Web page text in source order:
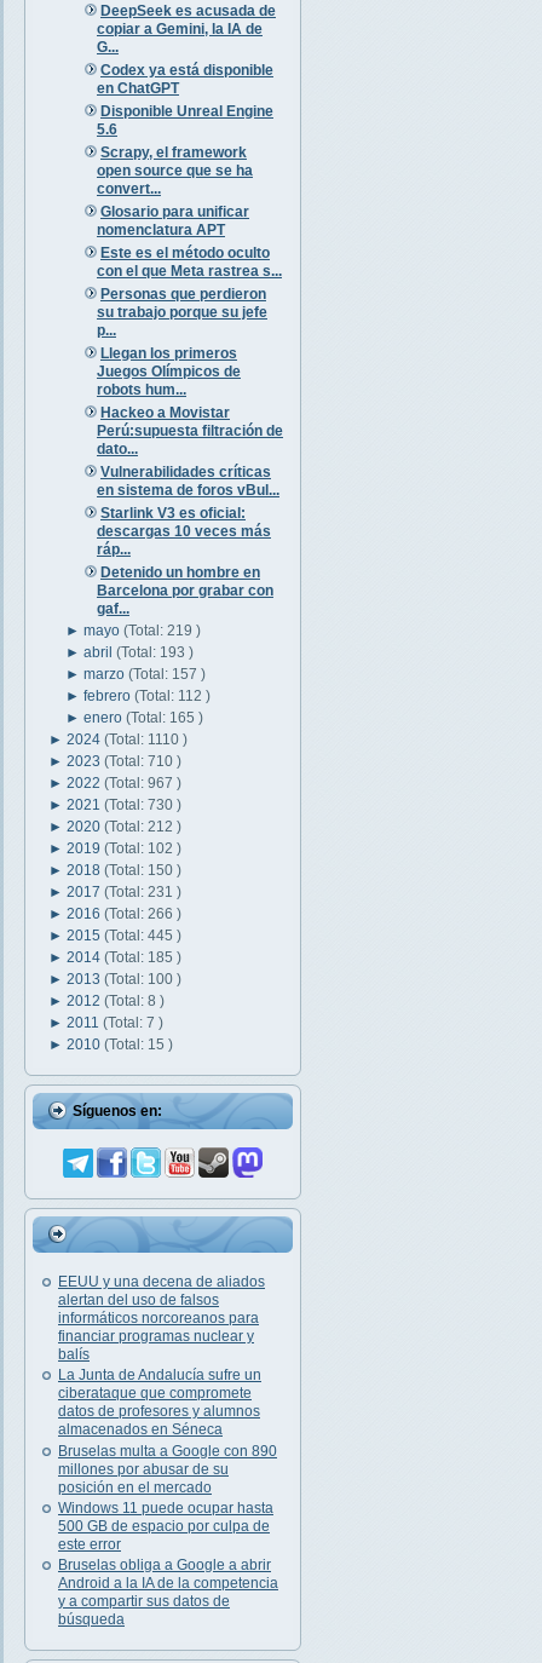
DeepSeek es acusada de
copiar a Gemini, la IA de
G...
Codex ya está disponible
en ChatGPT
Disponible Unreal Engine
5.6
Scrapy, el framework
open source que se ha
convert...
Glosario para unificar
nomenclatura APT
Este es el método oculto
con el que Meta rastrea s...
Personas que perdieron
su trabajo porque su jefe
p...
Llegan los primeros
Juegos Olímpicos de
robots hum...
Hackeo a Movistar
Perú:supuesta filtración de
dato...
Vulnerabilidades críticas
en sistema de foros vBul...
Starlink V3 es oficial:
descargas 10 veces más
ráp...
Detenido un hombre en
Barcelona por grabar con
gaf...
►mayo(Total: 219 )
►abril(Total: 193 )
►marzo(Total: 157 )
►febrero(Total: 112 )
►enero(Total: 165 )
► 2024 (Total: 1110 )
► 2023 (Total: 710 )
► 2022 (Total: 967 )
► 2021 (Total: 730 )
► 2020 (Total: 212 )
► 2019 (Total: 102 )
► 2018 (Total: 150 )
► 2017 (Total: 231 )
► 2016 (Total: 266 )
► 2015 (Total: 445 )
► 2014 (Total: 185 )
► 2013 (Total: 100 )
► 2012 (Total: 8 )
► 2011 (Total: 7 )
► 2010 (Total: 15 )
Síguenos en:
EEUU y una decena de aliados
alertan del uso de falsos
informáticos norcoreanos para
financiar programas nuclear y
balís
La Junta de Andalucía sufre un
ciberataque que compromete
datos de profesores y alumnos
almacenados en Séneca
Bruselas multa a Google con 890
millones por abusar de su
posición en el mercado
Windows 11 puede ocupar hasta
500 GB de espacio por culpa de
este error
Bruselas obliga a Google a abrir
Android a la IA de la competencia
y a compartir sus datos de
búsqueda